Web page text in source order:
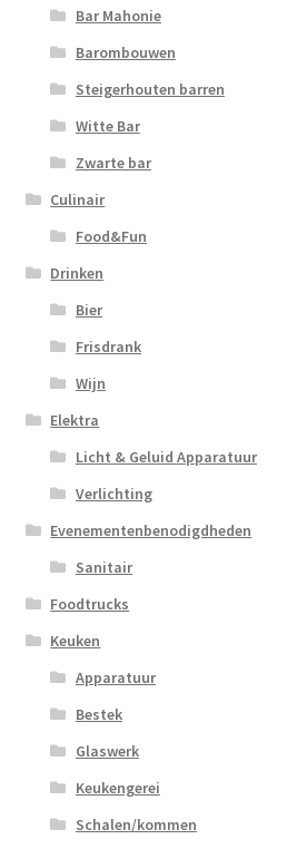
Bar Mahonie
Barombouwen
Steigerhouten barren
Witte Bar
Zwarte bar
Culinair
Food&Fun
Drinken
Bier
Frisdrank
Wijn
Elektra
Licht & Geluid Apparatuur
Verlichting
Evenementenbenodigdheden
Sanitair
Foodtrucks
Keuken
Apparatuur
Bestek
Glaswerk
Keukengerei
Schalen/kommen